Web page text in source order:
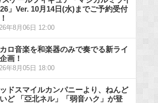
」Ver. 10月14日(水)までご予約受付
年8月06日 12:00
ロ音楽を和楽器のみで奏でる新ライ
画！
年8月05日 18:00
ドスマイルカンパニーより、ねんど
ど 「亞北ネル」「弱音ハク」が登